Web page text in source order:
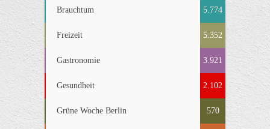
Brauchtum 5.774
Freizeit 5.352
Gastronomie 3.921
Gesundheit 2.102
Grüne Woche Berlin 570